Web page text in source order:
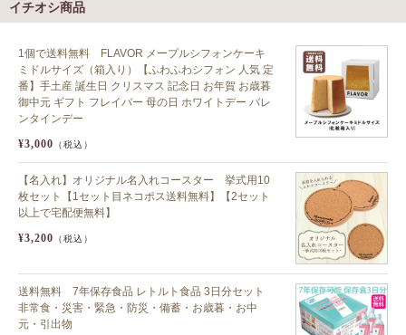
イチオシ商品
1個で送料無料 FLAVOR メープルシフォンケーキ
ミドルサイズ（箱入り）【ふわふわシフォン 人気 定
番】手土産 誕生日 クリスマス 記念日 お年賀 お歳暮
御中元 ギフト フレイバー 母の日 ホワイトデー バレ
ンタインデー
¥3,000 （税込）
【名入れ】オリジナル名入れコースター 挙式用10
枚セット【1セット目ネコポス送料無料】【2セット
以上で宅配便無料】
¥3,200 （税込）
送料無料 7年保存食品 レトルト食品 3日分セット
非常食・災害・緊急・防災・備蓄・お歳暮・お中
元・引出物